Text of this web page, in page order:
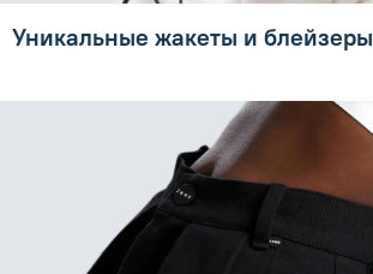
Уникальные жакеты и блейзеры